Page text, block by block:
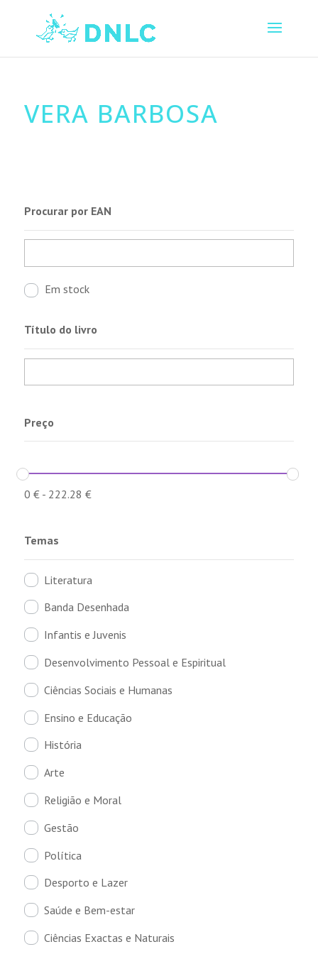
VERA BARBOSA
Procurar por EAN
Em stock
Título do livro
Preço
0 €- 222.28 €
Temas
Literatura
Banda Desenhada
Infantis e Juvenis
Desenvolvimento Pessoal e Espiritual
Ciências Sociais e Humanas
Ensino e Educação
História
Arte
Religião e Moral
Gestão
Política
Desporto e Lazer
Saúde e Bem-estar
Ciências Exactas e Naturais